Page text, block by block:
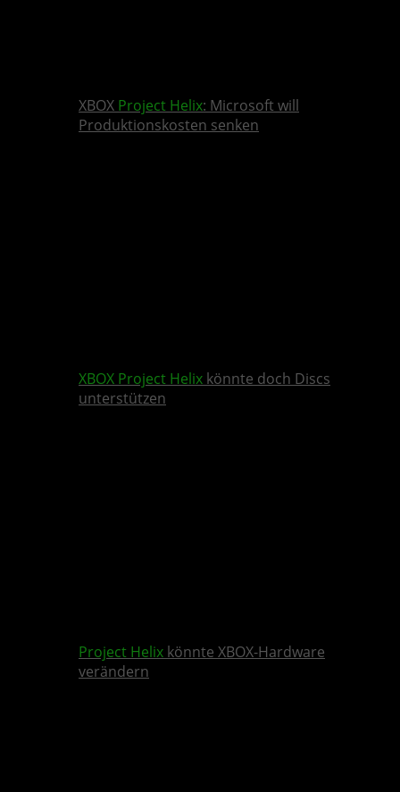
XBOX Project Helix: Microsoft will
Produktionskosten senken
XBOX Project Helix könnte doch Discs
unterstützen
Project Helix könnte XBOX-Hardware
verändern